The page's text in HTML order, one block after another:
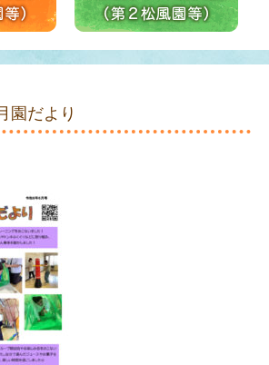
園だより